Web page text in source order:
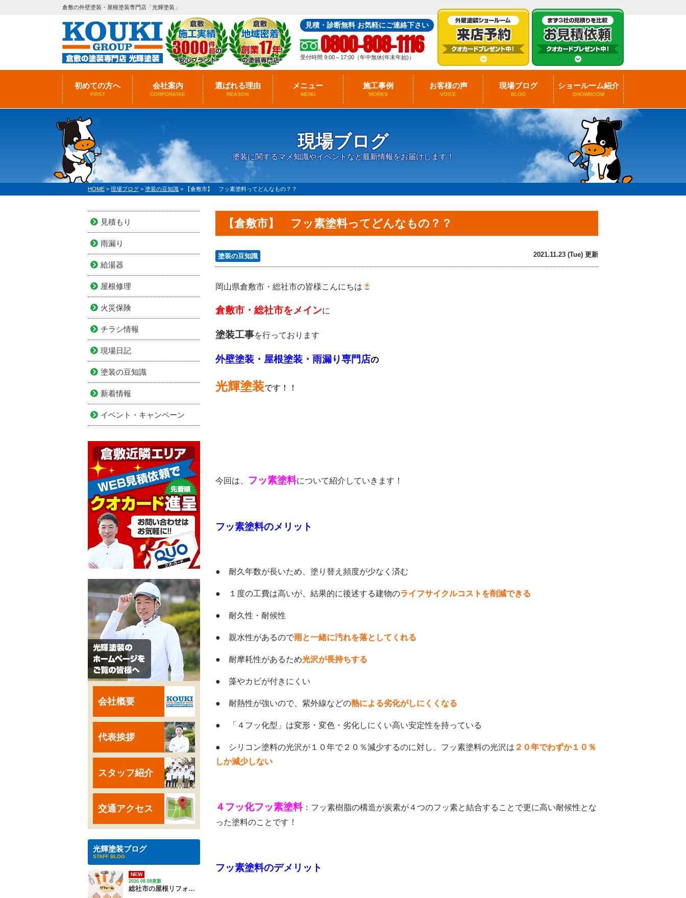
倉敷の外壁塗装・屋根塗装専門店「光輝塗装」
見積・診断無料 お気軽にご連絡下さい
0800-808-1116
受付時間 9:00～17:00（年中無休(年末年始)）
初めての方へ
FIRST
会社案内
CORPORATAE
選ばれる理由
REASON
メニュー
MENU
施工事例
WORKS
お客様の声
VOICE
現場ブログ
BLOG
ショールーム紹介
SHOWROOM
現場ブログ
塗装に関するマメ知識やイベントなど最新情報をお届けします！
HOME > 現場ブログ > 塗装の豆知識 > 【倉敷市】 フッ素塗料ってどんなもの？？
【倉敷市】 フッ素塗料ってどんなもの？？
塗装の豆知識 2021.11.23 (Tue) 更新
岡山県倉敷市・総社市の皆様こんにちは
倉敷市・総社市をメインに
塗装工事を行っております
外壁塗装・屋根塗装・雨漏り専門店の
光輝塗装です！！
今回は、 フッ素塗料について紹介していきます！
フッ素塗料のメリット
● 耐久年数が長いため、塗り替え頻度が少なく済む
● １度の工費は高いが、結果的に後述する建物のライフサイクルコストを削減できる
● 耐久性・耐候性
● 親水性があるので雨と一緒に汚れを落としてくれる
● 耐摩耗性があるため光沢が長持ちする
● 藻やカビが付きにくい
● 耐熱性が強いので、紫外線などの熱による劣化がしにくくなる
● 「４フッ化型」は変形・変色・劣化しにくい高い安定性を持っている
● シリコン塗料の光沢が１０年で２０％減少するのに対し、フッ素塗料の光沢は ２０年でわずか１０％
しか減少しない
４フッ化フッ素塗料：フッ素樹脂の構造が炭素が４つのフッ素と結合することで更に高い耐候性とな
った塗料のことです！
フッ素塗料のデメリット
見積もり
雨漏り
給湯器
屋根修理
火災保険
チラシ情報
現場日記
塗装の豆知識
新着情報
イベント・キャンペーン
会社概要
代表挨拶
スタッフ紹介
交通アクセス
光輝塗装ブログ
STAFF BLOG
NEW
2026.08.08更新
総社市の屋根リフォーム｜ 劣化サインから費用、優良業者の選び方は？